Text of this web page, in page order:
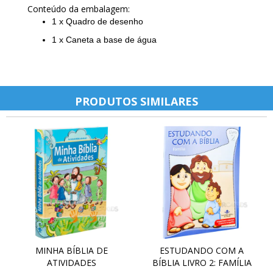
Conteúdo da embalagem:
1 x Quadro de desenho
1 x Caneta a base de água
PRODUTOS SIMILARES
MINHA BÍBLIA DE
ATIVIDADES
ESTUDANDO COM A
BÍBLIA LIVRO 2: FAMÍLIA